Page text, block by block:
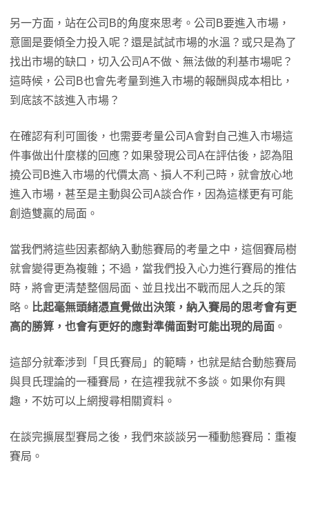
另一方面，站在公司B的角度來思考。公司B要進入市場，
意圖是要傾全力投入呢？還是試試市場的水溫？或只是為了
找出市場的缺口，切入公司A不做、無法做的利基市場呢？
這時候，公司B也會先考量到進入市場的報酬與成本相比，
到底該不該進入市場？
在確認有利可圖後，也需要考量公司A會對自己進入市場這
件事做出什麼樣的回應？如果發現公司A在評估後，認為阻
撓公司B進入市場的代價太高、損人不利己時，就會放心地
進入市場，甚至是主動與公司A談合作，因為這樣更有可能
創造雙贏的局面。
當我們將這些因素都納入動態賽局的考量之中，這個賽局樹
就會變得更為複雜；不過，當我們投入心力進行賽局的推估
時，將會更清楚整個局面、並且找出不戰而屈人之兵的策
略。 比起毫無頭緒憑直覺做出決策，納入賽局的思考會有更
高的勝算，也會有更好的應對準備面對可能出現的局面 。
這部分就牽涉到「貝氏賽局」的範疇，也就是結合動態賽局
與貝氏理論的一種賽局，在這裡我就不多談。如果你有興
趣，不妨可以上網搜尋相關資料。
在談完擴展型賽局之後，我們來談談另一種動態賽局：重複
賽局。